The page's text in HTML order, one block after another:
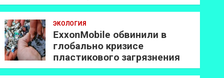
ЭКОЛОГИЯ
ExxonMobilе обвинили в
глобально кризисе
пластикового загрязнения